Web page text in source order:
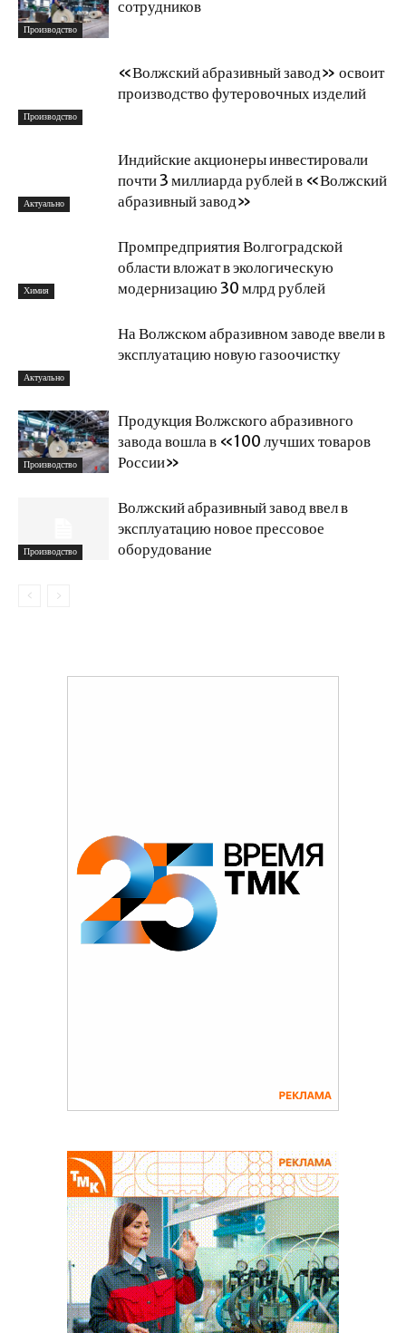
Производство
сотрудников
Производство
«Волжский абразивный завод» освоит
производство футеровочных изделий
Актуально
Индийские акционеры инвестировали
почти 3 миллиарда рублей в «Волжский
абразивный завод»
Химия
Промпредприятия Волгоградской
области вложат в экологическую
модернизацию 30 млрд рублей
Актуально
На Волжском абразивном заводе ввели в
эксплуатацию новую газоочистку
Производство
Продукция Волжского абразивного
завода вошла в «100 лучших товаров
России»
Производство
Волжский абразивный завод ввел в
эксплуатацию новое прессовое
оборудование